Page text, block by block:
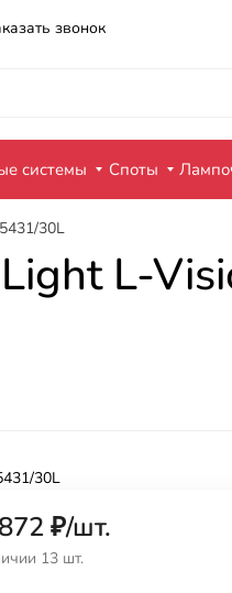
звонок
системы Споты
30L
L-
30L
₽/шт.
13 шт.